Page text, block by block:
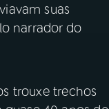
suas
narrador do
trouxe trechos